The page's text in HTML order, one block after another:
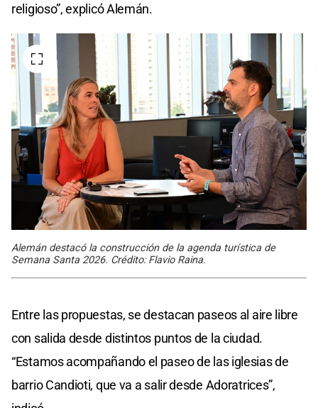
religioso”, explicó Alemán.
Alemán destacó la construcción de la agenda turística de
Semana Santa 2026. Crédito: Flavio Raina.
Entre las propuestas, se destacan paseos al aire libre
con salida desde distintos puntos de la ciudad.
“Estamos acompañando el paseo de las iglesias de
barrio Candioti, que va a salir desde Adoratrices”,